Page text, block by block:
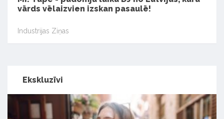
vārds vēlaizvien izskan pasaulē!
Industrijas Ziņas
Ekskluzīvi